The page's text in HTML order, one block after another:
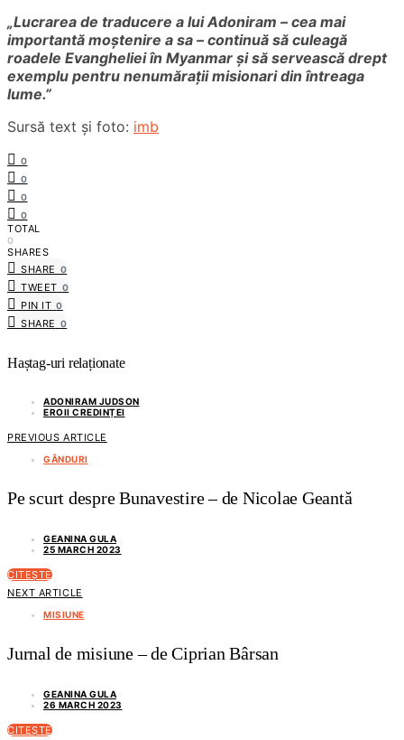
„Lucrarea de traducere a lui Adoniram – cea mai
importantă moștenire a sa – continuă să culeagă
roadele Evangheliei în Myanmar și să servească drept
exemplu pentru nenumărații misionari din întreaga
lume.”
Sursă text și foto: imb
0
0
0
0
TOTAL
0
SHARES
SHARE 0
TWEET 0
PIN IT 0
SHARE 0
Haștag-uri relaționate
ADONIRAM JUDSON
EROII CREDINȚEI
PREVIOUS ARTICLE
GÂNDURI
Pe scurt despre Bunavestire – de Nicolae Geantă
GEANINA GULA
25 MARCH 2023
CITEȘTE
NEXT ARTICLE
MISIUNE
Jurnal de misiune – de Ciprian Bârsan
GEANINA GULA
26 MARCH 2023
CITEȘTE